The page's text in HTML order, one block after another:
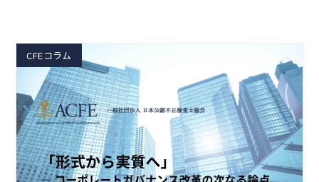
CFEコラム